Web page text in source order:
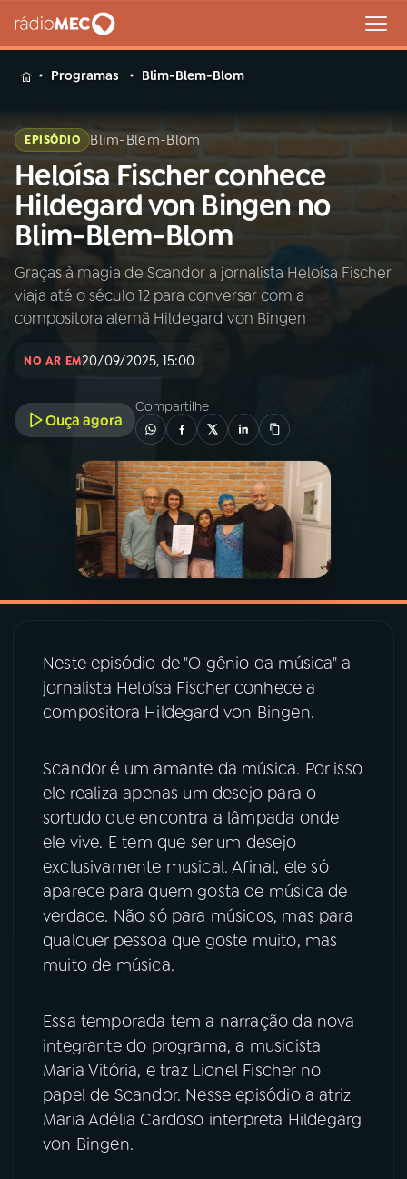
MENU
Buscar
na
Rádio
MEC
Buscar
Início AO VIVO
PROGRAMAS
PODCASTS
07ÚLTIMAS
ACOMPANHE A RÁDIO MEC
Instagram X
TikTok
Programas Blim-Blem-Blom
EPISÓDIO Blim-Blem-Blom
Heloísa Fischer conhece
Hildegard von Bingen no
Blim-Blem-Blom
Graças à magia de Scandor a jornalista Heloísa Fischer
viaja até o século 12 para conversar com a
compositora alemã Hildegard von Bingen
NO AR EM20/09/2025, 15:00
Ouça agora
Compartilhe
Neste episódio de "O gênio da música" a
jornalista Heloísa Fischer conhece a
compositora Hildegard von Bingen.
Scandor é um amante da música. Por isso
ele realiza apenas um desejo para o
sortudo que encontra a lâmpada onde
ele vive. E tem que ser um desejo
exclusivamente musical. Afinal, ele só
aparece para quem gosta de música de
verdade. Não só para músicos, mas para
qualquer pessoa que goste muito, mas
muito de música.
Essa temporada tem a narração da nova
integrante do programa, a musicista
Maria Vitória, e traz Lionel Fischer no
papel de Scandor. Nesse episódio a atriz
Maria Adélia Cardoso interpreta Hildegarg
von Bingen.